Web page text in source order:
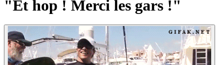
"Et hop ! Merci les gars !"